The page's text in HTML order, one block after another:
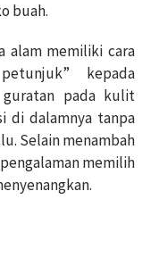
buah.
alam memiliki cara
kepada
pada kulit
di dalamnya tanpa
Selain menambah
memilih